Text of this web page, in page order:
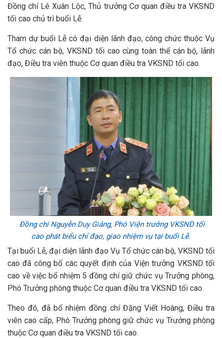
Đồng chí Lê Xuân Lộc, Thủ trưởng Cơ quan điều tra VKSND
tối cao chủ trì buổi Lễ.
Tham dự buổi Lễ có đại diện lãnh đạo, công chức thuộc Vụ
Tổ chức cán bộ, VKSND tối cao cùng toàn thể cán bộ, lãnh
đạo, Điều tra viên thuộc Cơ quan điều tra VKSND tối cao.
Đồng chí Nguyễn Duy Giảng, Phó Viện trưởng VKSND tối
cao phát biểu chỉ đạo, giao nhiệm vụ tại buổi Lễ.
Tại buổi Lễ, đại diện lãnh đạo Vụ Tổ chức cán bộ, VKSND tối
cao đã công bố các quyết định của Viện trưởng VKSND tối
cao về việc bổ nhiệm 5 đồng chí giữ chức vụ Trưởng phòng,
Phó Trưởng phòng thuộc Cơ quan điều tra VKSND tối cao.
Theo đó, đã bổ nhiệm đồng chí Đặng Viết Hoàng, Điều tra
viên cao cấp, Phó Trưởng phòng giữ chức vụ Trưởng phòng
thuộc Cơ quan điều tra VKSND tối cao.